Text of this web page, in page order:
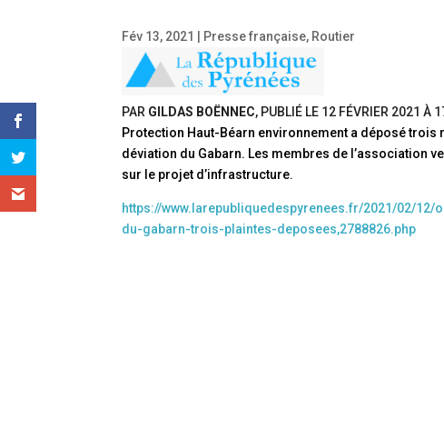
Fév 13, 2021 Presse française, Routier
PAR GILDAS BOËNNEC, PUBLIÉ LE 12 FÉVRIER 2021 À
Protection Haut-Béarn environnement a déposé
déviation du Gabarn. Les membres de l’association
sur le projet d’infrastructure.
https://www.larepubliquedespyrenees.fr/2021/02/
du-gabarn-trois-plaintes-deposees,2788826.php